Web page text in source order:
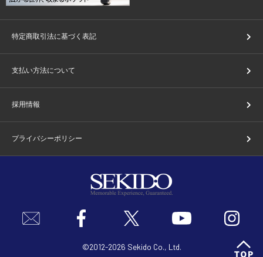
特定商取引法に基づく表記
支払い方法について
採用情報
プライバシーポリシー
©2012-2026 Sekido Co., Ltd.